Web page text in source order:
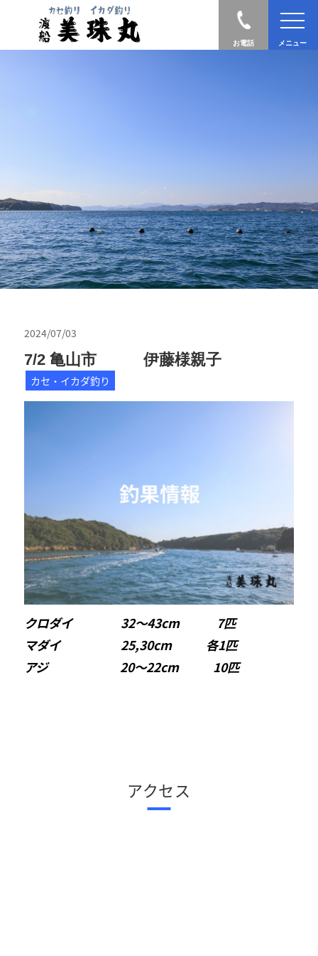
お電話 メニュー
2024/07/03
7/2 亀山市 伊藤様親子
カセ・イカダ釣り
クロダイ 32〜43cm 7匹
マダイ 25,30cm 各1匹
アジ 20〜22cm 10匹
アクセス